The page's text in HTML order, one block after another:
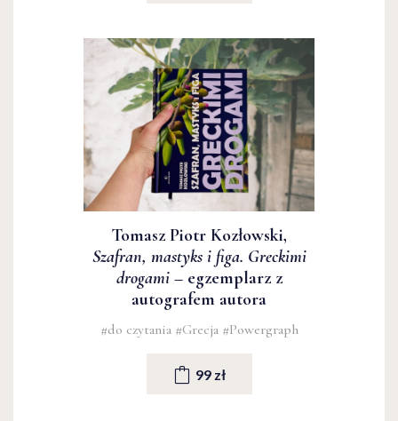
Tomasz Piotr Kozłowski,
Szafran, mastyks i figa. Greckimi
drogami– egzemplarz z
autografem autora
#do czytania #Grecja #Powergraph
99 zł